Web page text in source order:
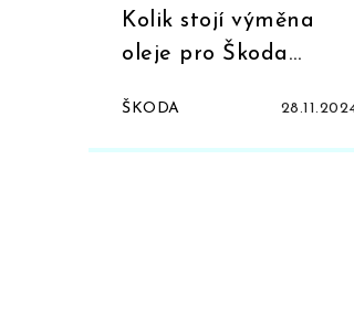
Kolik stojí výměna
oleje pro Škoda
peníze
ŠKODA